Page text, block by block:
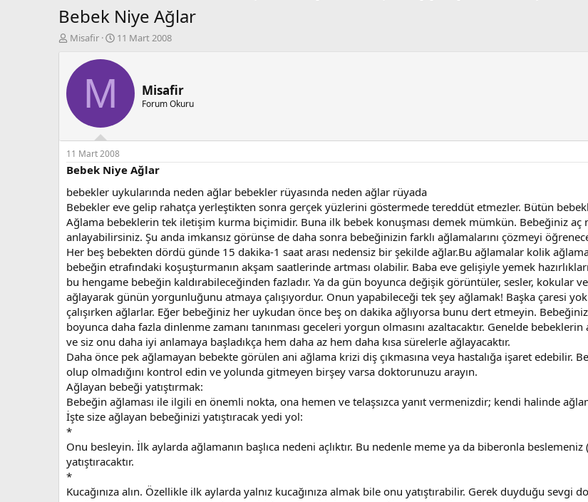
Bebek Niye Ağlar
K
b
u
a
ş
l
a
t
a
n
Misafir
B
ş
ı
ç
t
a
r
i
h
11 Mart 2008
M Misafir
Forum Okuru
11 Mart 2008
Bebek Niye Ağlar
bebekler uykularında neden ağlar bebekler rüyasında neden ağlar rüyada
Bebekler eve gelip rahatça yerleştikten sonra gerçek yüzlerini göstermede tereddüt etmezler. Bütün
Ağlama bebeklerin tek iletişim kurma biçimidir. Buna ilk bebek konuşması demek mümkün. Bebeğiniz aç
anlayabilirsiniz. Şu anda imkansız görünse de daha sonra bebeğinizin farklı ağlamalarını çözmeyi
Her beş bebekten dördü günde 15 dakika-1 saat arası nedensiz bir şekilde ağlar.Bu ağlamalar kolik
bebeğin etrafındaki koşuşturmanın akşam saatlerinde artması olabilir. Baba eve gelişiyle yemek
bu hengame bebeğin kaldırabileceğinden fazladır. Ya da gün boyunca değişik görüntüler, sesler, kokular
ağlayarak günün yorgunluğunu atmaya çalışıyordur. Onun yapabileceği tek şey ağlamak! Başka çaresi
çalışırken ağlarlar. Eğer bebeğiniz her uykudan önce beş on dakika ağlıyorsa bunu dert etmeyin.
boyunca daha fazla dinlenme zamanı tanınması geceleri yorgun olmasını azaltacaktır. Genelde
ve siz onu daha iyi anlamaya başladıkça hem daha az hem daha kısa sürelerle ağlayacaktır.
Daha önce pek ağlamayan bebekte görülen ani ağlama krizi diş çıkmasına veya hastalığa işaret
olup olmadığını kontrol edin ve yolunda gitmeyen birşey varsa doktorunuzu arayın.
Ağlayan bebeği yatıştırmak:
Bebeğin ağlaması ile ilgili en önemli nokta, ona hemen ve telaşsızca yanıt vermenizdir; kendi halinde
İşte size ağlayan bebeğinizi yatıştıracak yedi yol:
*
Onu besleyin. İlk aylarda ağlamanın başlıca nedeni açlıktır. Bu nedenle meme ya da biberonla
yatıştıracaktır.
*
Kucağınıza alın. Özellikle ilk aylarda yalnız kucağınıza almak bile onu yatıştırabilir. Gerek duyduğu